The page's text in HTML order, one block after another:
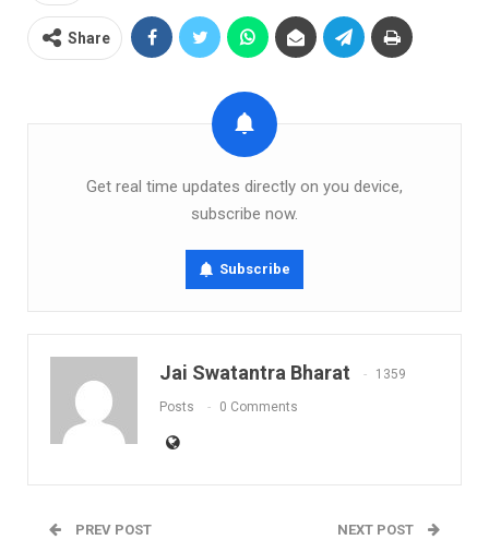
Share
Get real time updates directly on you device,
subscribe now.
Subscribe
Jai Swatantra Bharat 1359
Posts 0 Comments
PREV POST NEXT POST